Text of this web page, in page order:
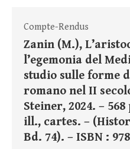
Compte-Rendus
Zanin (M.),
l’egemonia del
studio sulle forme
romano nel II
Steiner, 2024. –
ill., cartes. –
Bd. 74). – ISBN :